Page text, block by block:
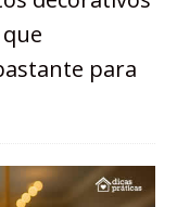
para